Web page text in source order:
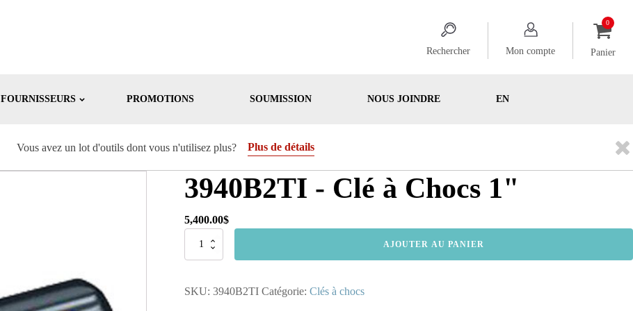
Rechercher Mon compte Panier
FOURNISSEURS PROMOTIONS SOUMISSION NOUS JOINDRE EN
Vous avez un lot d'outils dont vous n'utilisez plus? Plus de détails
3940B2TI - Clé à Chocs 1"
5,400.00$
quantité
Clé
AJOUTER AU PANIER
SKU: 3940B2TI Catégorie: Clés à chocs